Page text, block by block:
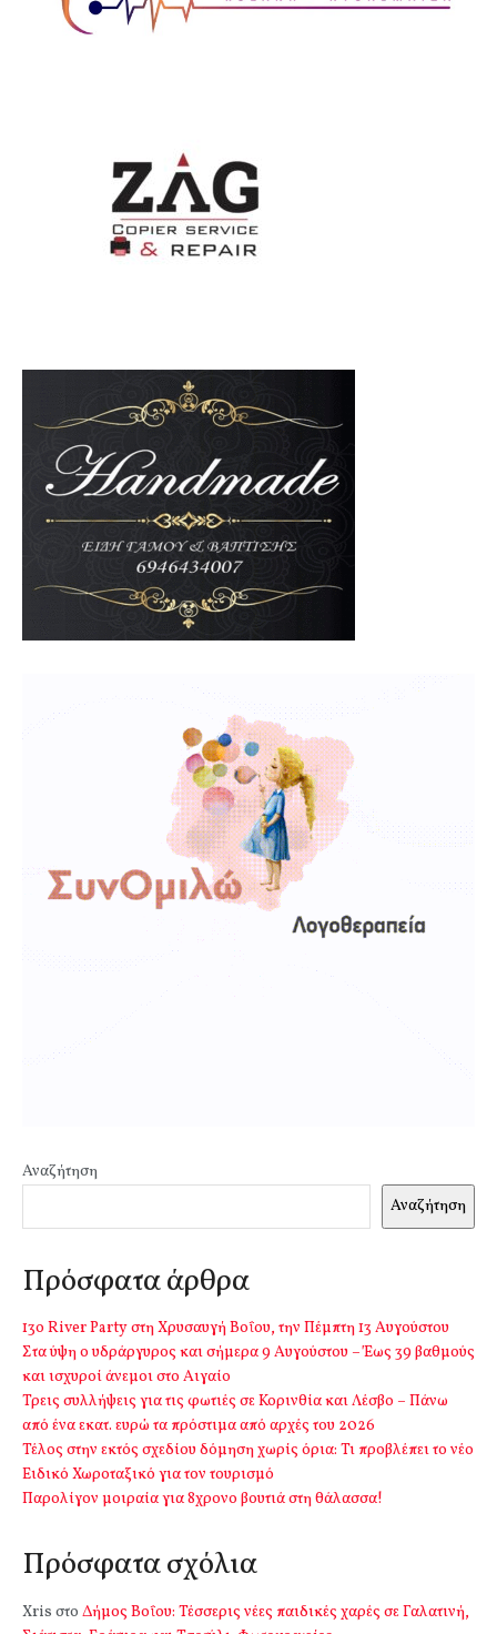
Αναζήτηση
Αναζήτηση
Πρόσφατα άρθρα
13o River Party στη Χρυσαυγή Βοΐου, την Πέμπτη 13 Αυγούστου
Στα ύψη ο υδράργυρος και σήμερα 9 Αυγούστου – Έως 39 βαθμούς
και ισχυροί άνεμοι στο Αιγαίο
Τρεις συλλήψεις για τις φωτιές σε Κορινθία και Λέσβο – Πάνω
από ένα εκατ. ευρώ τα πρόστιμα από αρχές του 2026
Τέλος στην εκτός σχεδίου δόμηση χωρίς όρια: Τι προβλέπει το νέο
Ειδικό Χωροταξικό για τον τουρισμό
Παρολίγον μοιραία για 8χρονο βουτιά στη θάλασσα!
Πρόσφατα σχόλια
Xris στο Δήμος Βοΐου: Τέσσερις νέες παιδικές χαρές σε Γαλατινή,